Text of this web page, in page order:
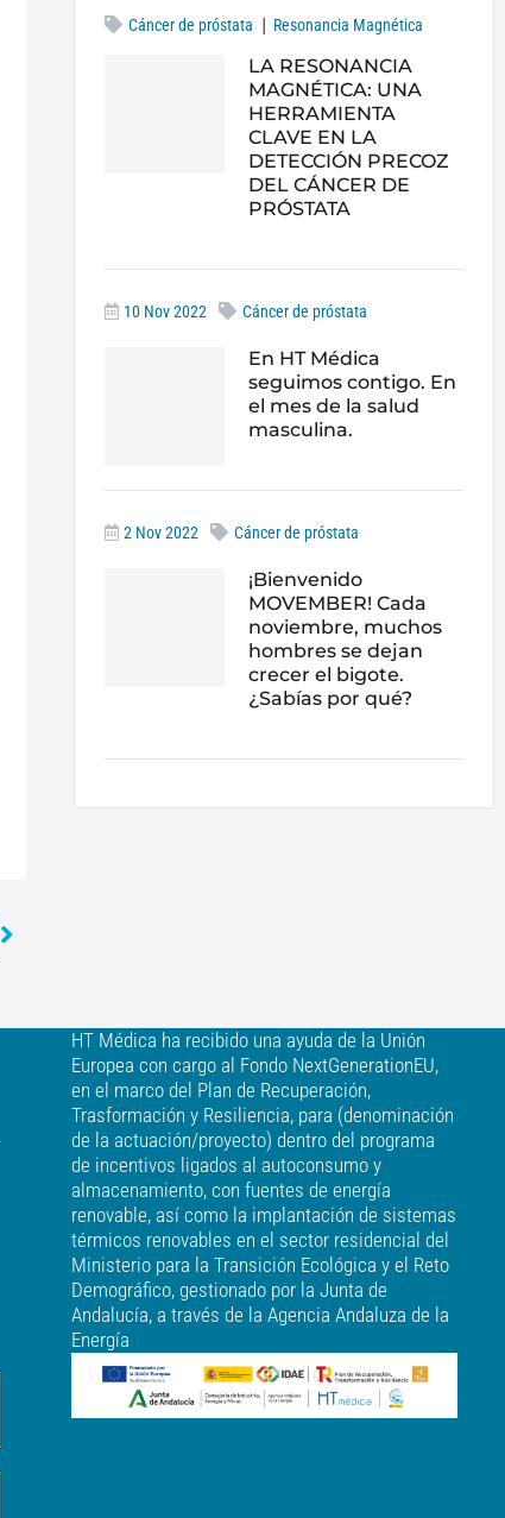
Cáncer de próstata | Resonancia Magnética
LA RESONANCIA
MAGNÉTICA: UNA
HERRAMIENTA
CLAVE EN LA
DETECCIÓN PRECOZ
DEL CÁNCER DE
PRÓSTATA
10 Nov 2022 Cáncer de próstata
En HT Médica
seguimos contigo. En
el mes de la salud
masculina.
2 Nov 2022 Cáncer de próstata
¡Bienvenido
MOVEMBER! Cada
noviembre, muchos
hombres se dejan
crecer el bigote.
¿Sabías por qué?
HT Médica ha recibido una ayuda de la Unión
Europea con cargo al Fondo NextGenerationEU,
en el marco del Plan de Recuperación,
Trasformación y Resiliencia, para (denominación
de la actuación/proyecto) dentro del programa
de incentivos ligados al autoconsumo y
almacenamiento, con fuentes de energía
renovable, así como la implantación de sistemas
térmicos renovables en el sector residencial del
Ministerio para la Transición Ecológica y el Reto
Demográfico, gestionado por la Junta de
Andalucía, a través de la Agencia Andaluza de la
Energía